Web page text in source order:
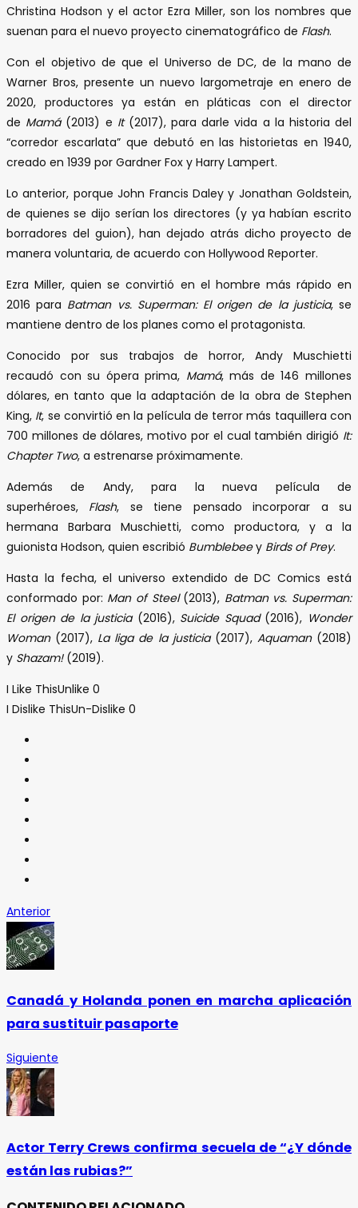
Christina Hodson y el actor Ezra Miller, son los nombres que
suenan para el nuevo proyecto cinematográfico de Flash.
Con el objetivo de que el Universo de DC, de la mano de
Warner Bros, presente un nuevo largometraje en enero de
2020, productores ya están en pláticas con el director
de Mamá(2013) e It(2017), para darle vida a la historia del
“corredor escarlata” que debutó en las historietas en 1940,
creado en 1939 por Gardner Fox y Harry Lampert.
Lo anterior, porque John Francis Daley y Jonathan Goldstein,
de quienes se dijo serían los directores (y ya habían escrito
borradores del guion), han dejado atrás dicho proyecto de
manera voluntaria, de acuerdo con Hollywood Reporter.
Ezra Miller, quien se convirtió en el hombre más rápido en
2016 para Batman vs. Superman: El origen de la justicia, se
mantiene dentro de los planes como el protagonista.
Conocido por sus trabajos de horror, Andy Muschietti
recaudó con su ópera prima, Mamá, más de 146 millones
dólares, en tanto que la adaptación de la obra de Stephen
King, It, se convirtió en la película de terror más taquillera con
700 millones de dólares, motivo por el cual también dirigió It:
Chapter Two, a estrenarse próximamente.
Además de Andy, para la nueva película de
superhéroes, Flash, se tiene pensado incorporar a su
hermana Barbara Muschietti, como productora, y a la
guionista Hodson, quien escribió Bumblebeey Birds of Prey.
Hasta la fecha, el universo extendido de DC Comics está
conformado por: Man of Steel(2013), Batman vs. Superman:
El origen de la justicia(2016), Suicide Squad(2016), Wonder
Woman(2017), La liga de la justicia(2017), Aquaman(2018)
y Shazam!(2019).
I Like ThisUnlike 0
I Dislike ThisUn-Dislike 0
Anterior
Canadá y Holanda ponen en marcha aplicación
para sustituir pasaporte
Siguiente
Actor Terry Crews confirma secuela de “¿Y dónde
están las rubias?”